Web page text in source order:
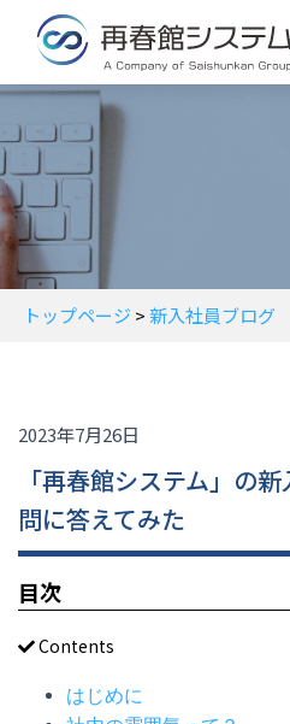
トップページ > 新入社員ブログ
2023年7月26日
「再春館システム」の
問に答えてみた
目次
Contents
はじめに